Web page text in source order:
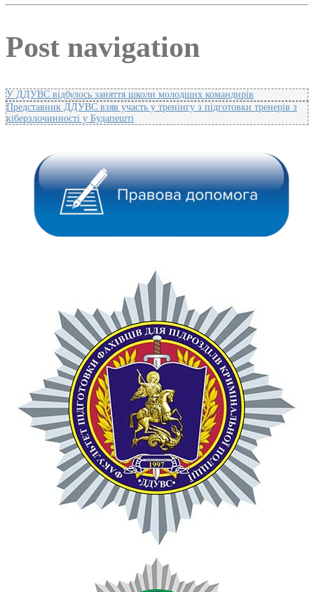
Post navigation
У ДДУВС відбулось заняття школи молодших командирів
Представник ДДУВС взяв участь у тренінгу з підготовки тренерів з
кіберзлочинності у Будапешті